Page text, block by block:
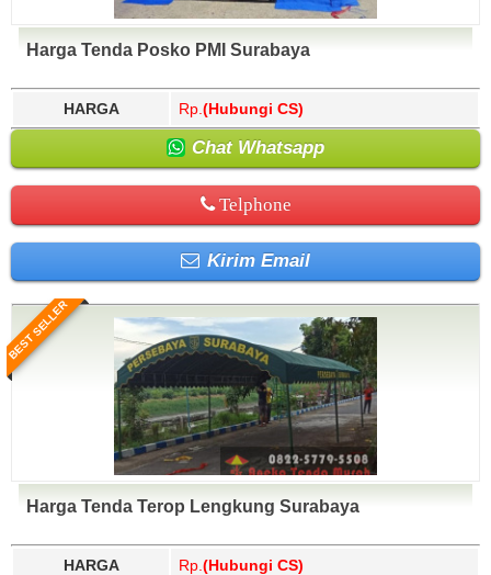
Harga Tenda Posko PMI Surabaya
HARGA Rp. (Hubungi CS)
Chat Whatsapp
Telphone
Kirim Email
BEST SELLER
Harga Tenda Terop Lengkung Surabaya
HARGA Rp. (Hubungi CS)